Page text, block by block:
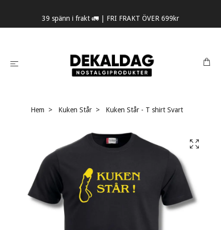
39 spänn i frakt 🚛 | FRI FRAKT ÖVER 699kr
Hem Kuken Står Kuken Står - T shirt Svart